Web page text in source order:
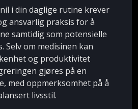
i din daglige rutine krever
ansvarlig praksis for å
samtidig som potensielle
Selv om medisinen kan
og produktivitet
gjøres på en
med oppmerksomhet på å
livsstil.